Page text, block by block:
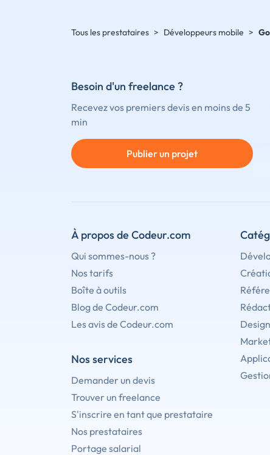
Tous les prestataires > Développeurs mobile >
Besoin d'un freelance ?
Recevez vos premiers devis en moins de 5
min
Publier un projet
À propos de Codeur.com
Qui sommes-nous ?
Nos tarifs
Boîte à outils
Blog de Codeur.com
Les avis de Codeur.com
Nos services
Demander un devis
Trouver un freelance
S'inscrire en tant que prestataire
Nos prestataires
Portage salarial